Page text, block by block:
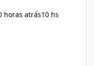
horas atrás10 hs